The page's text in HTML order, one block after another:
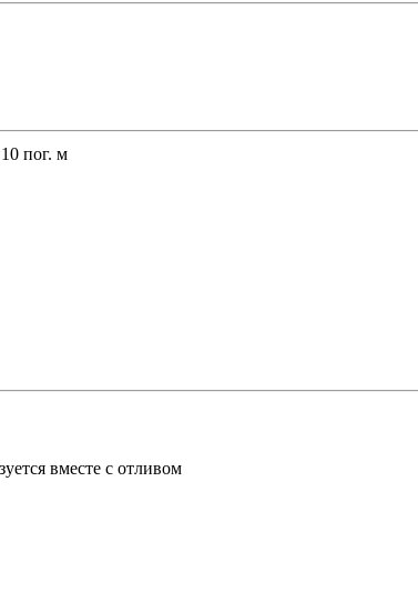
пог. м
вместе с отливом